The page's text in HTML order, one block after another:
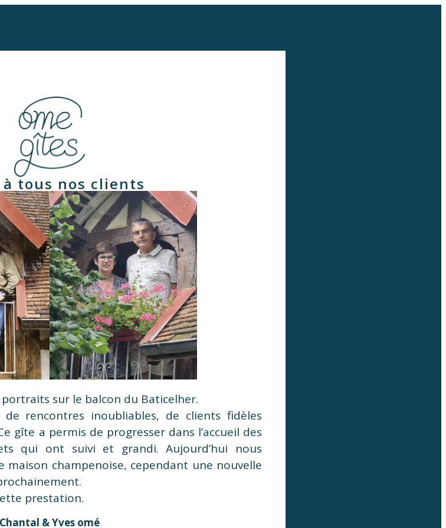
à tous nos clients
sur le balcon du Baticelher.
rencontres inoubliables, de clients fidèles
gîte a permis de progresser dans l’accueil des
qui ont suivi et grandi. Aujourd’hui nous
champenoise, cependant une nouvelle
prestation.
Chantal & Yves omé